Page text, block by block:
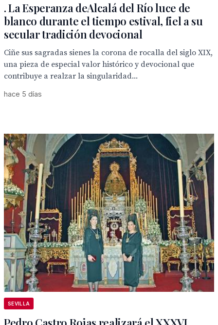
. La Esperanza deAlcalá del Río luce de
blanco durante el tiempo estival, fiel a su
secular tradición devocional
Ciñe sus sagradas sienes la corona de rocalla del siglo XIX,
una pieza de especial valor histórico y devocional que
contribuye a realzar la singularidad...
hace 5 días
SEVILLA